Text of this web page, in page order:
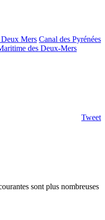
Deux Mers Canal des Pyrénées
des Deux-Mers
Tweet
sont plus nombreuses